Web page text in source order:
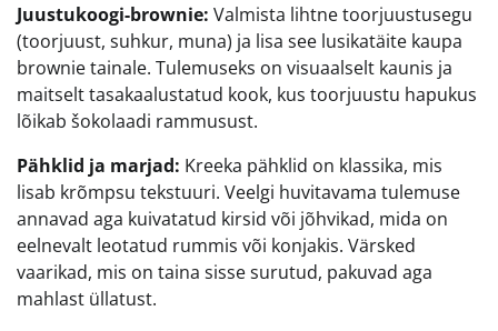
Juustukoogi-brownie: Valmista lihtne toorjuustusegu
(toorjuust, suhkur, muna) ja lisa see lusikatäite kaupa
brownie tainale. Tulemuseks on visuaalselt kaunis ja
maitselt tasakaalustatud kook, kus toorjuustu hapukus
lõikab šokolaadi rammusust.
Pähklid ja marjad: Kreeka pähklid on klassika, mis
lisab krõmpsu tekstuuri. Veelgi huvitavama tulemuse
annavad aga kuivatatud kirsid või jõhvikad, mida on
eelnevalt leotatud rummis või konjakis. Värsked
vaarikad, mis on taina sisse surutud, pakuvad aga
mahlast üllatust.